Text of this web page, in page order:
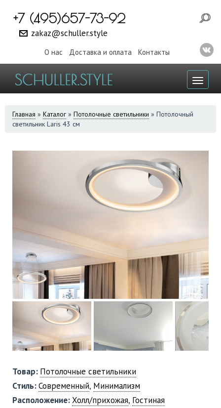
+7 (495)657-73-92
zakaz@schuller.style
О нас Доставка и оплата Контакты
ВЫ
ЗДЕСЬ
Главная » Каталог » Потолочные светильники » Потолочный
светильник Laris 43 см
Товар: Потолочные светильники
Стиль:Современный, Минимализм
Расположение:Холл/прихожая, Гостиная